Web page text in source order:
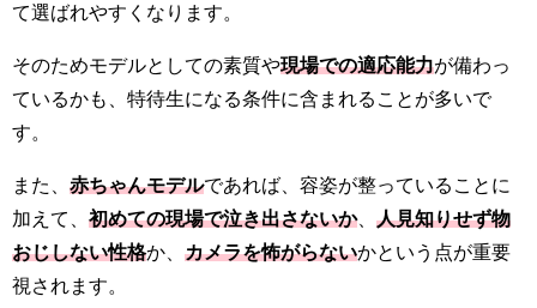
て選ばれやすくなります。
そのためモデルとしての素質や現場での適応能力が備わっ
ているかも、特待生になる条件に含まれることが多いで
す。
また、 赤ちゃんモデルであれば、容姿が整っていることに
加えて、 初めての現場で泣き出さないか、 人見知りせず物
おじしない性格か、 カメラを怖がらないかという点が重要
視されます。